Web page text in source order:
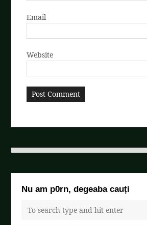
Email
Website
Nu am p0rn, degeaba cauți